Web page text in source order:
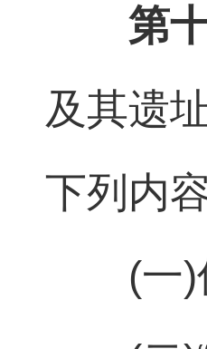
第
及其遗
下列内
(一